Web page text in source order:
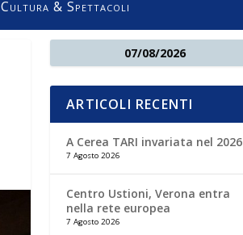
Cultura & Spettacoli
07/08/2026
ARTICOLI RECENTI
A Cerea TARI invariata nel 2026
7 Agosto 2026
Centro Ustioni, Verona entra
nella rete europea
7 Agosto 2026